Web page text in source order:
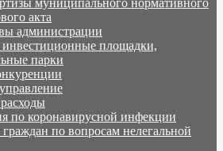
акта
администрации
площадки,
парки
по коронавирусной инфекции
по вопросам нелегальной